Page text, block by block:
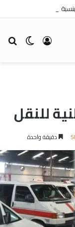
الوضع تسجيل
للنقل
دقيقة واحدة